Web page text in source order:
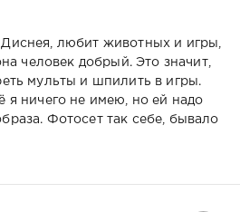
любит животных и игры,
человек добрый. Это значит,
мульты и шпилить в игры.
я ничего не имею, но ей надо
Фотосет так себе, бывало